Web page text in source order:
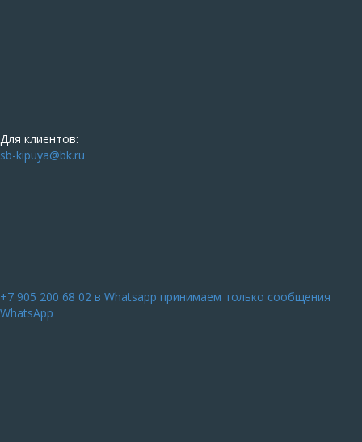
Для клиентов:
sb-kipuya@bk.ru
+7 905 200 68 02 в Whatsapp принимаем только сообщения
WhatsApp